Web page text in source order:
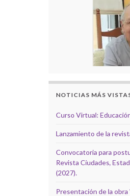
NOTICIAS MÁS
Curso Virtual:
Lanzamiento de la
Convocatoria para
Revista Ciudades,
(2027).
Presentación de la